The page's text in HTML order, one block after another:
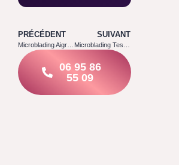
PRÉCÉDENT
Microblading Aigremont 78240
SUIVANT
Microblading Tessancourt sur Aubette 78250
06 95 86
55 09